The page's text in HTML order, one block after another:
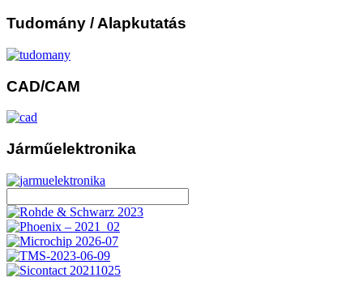
Tudomány / Alapkutatás
CAD/CAM
Járműelektronika